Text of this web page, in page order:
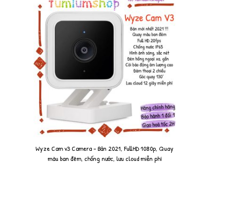
Wyze Cam v3 Camera - Bản 2021, FullHD 1080p, Quay
màu ban đêm, chống nước, lưu cloud miễn phí